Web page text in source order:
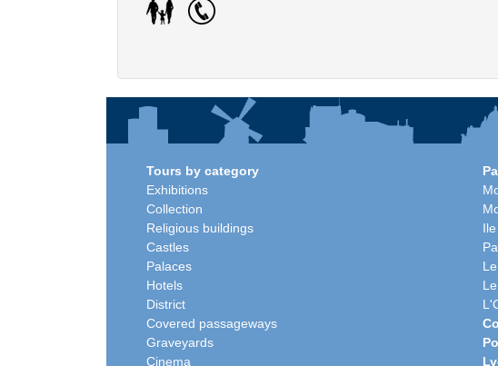
Tours by category
Exhibitions
Collection
Religious buildings
Castles
Palaces
Hotels
District
Covered passageways
Graveyards
Cinema